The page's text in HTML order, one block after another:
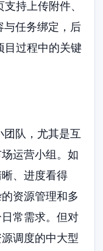
持上传附件、
与任务绑定，后
目过程中的关键
队，尤其是互
运营小组。如
、进度看得
资源管理和多
常需求。但对
调度的中大型